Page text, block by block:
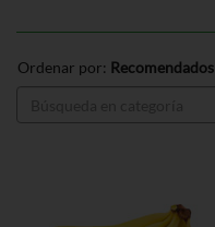
Ordenar por: Recomendados